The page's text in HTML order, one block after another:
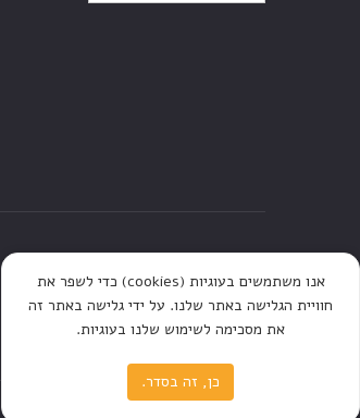
כתבות
אנו משתמשים בעוגיות (cookies) כדי לשפר את
חוויית הגלישה באתר שלנו. על ידי גלישה באתר זה
את מסכימה לשימוש שלנו בעוגיות.
כן, זה בסדר.